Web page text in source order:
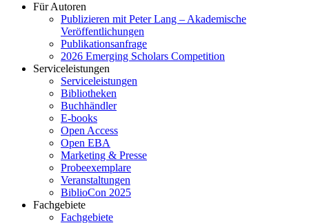
Für Autoren
Publizieren mit Peter Lang – Akademische
Veröffentlichungen
Publikationsanfrage
2026 Emerging Scholars Competition
Serviceleistungen
Serviceleistungen
Bibliotheken
Buchhändler
E-books
Open Access
Open EBA
Marketing & Presse
Probeexemplare
Veranstaltungen
BiblioCon 2025
Fachgebiete
Fachgebiete